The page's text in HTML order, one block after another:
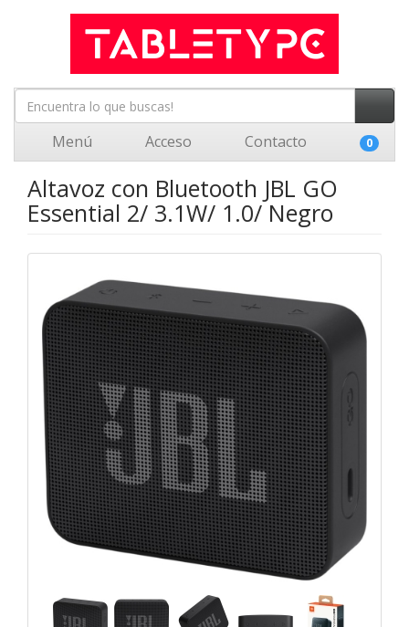
Menú Acceso Contacto 0
Altavoz con Bluetooth JBL GO
Essential 2/ 3.1W/ 1.0/ Negro